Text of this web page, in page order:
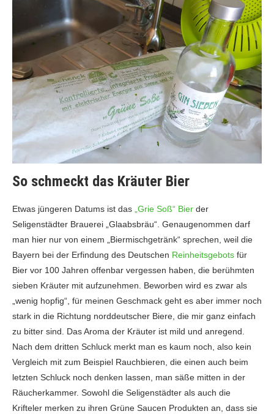
So schmeckt das Kräuter Bier
Etwas jüngeren Datums ist das „Grie Soß“ Bier der
Seligenstädter Brauerei „Glaabsbräu“. Genaugenommen darf
man hier nur von einem „Biermischgetränk“ sprechen, weil die
Bayern bei der Erfindung des Deutschen Reinheitsgebots für
Bier vor 100 Jahren offenbar vergessen haben, die berühmten
sieben Kräuter mit aufzunehmen. Beworben wird es zwar als
„wenig hopfig“, für meinen Geschmack geht es aber immer noch
stark in die Richtung norddeutscher Biere, die mir ganz einfach
zu bitter sind. Das Aroma der Kräuter ist mild und anregend.
Nach dem dritten Schluck merkt man es kaum noch, also kein
Vergleich mit zum Beispiel Rauchbieren, die einen auch beim
letzten Schluck noch denken lassen, man säße mitten in der
Räucherkammer. Sowohl die Seligenstädter als auch die
Krifteler merken zu ihren Grüne Saucen Produkten an, dass sie